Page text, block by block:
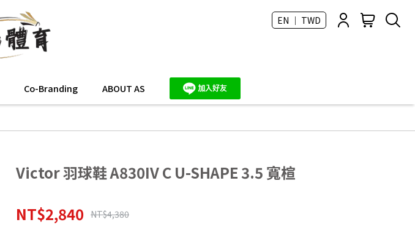
EN ｜ TWD
Co-Branding ABOUT AS
Victor 羽球鞋 A830IV C U-SHAPE 3.5 寬楦
NT$2,840 NT$4,380